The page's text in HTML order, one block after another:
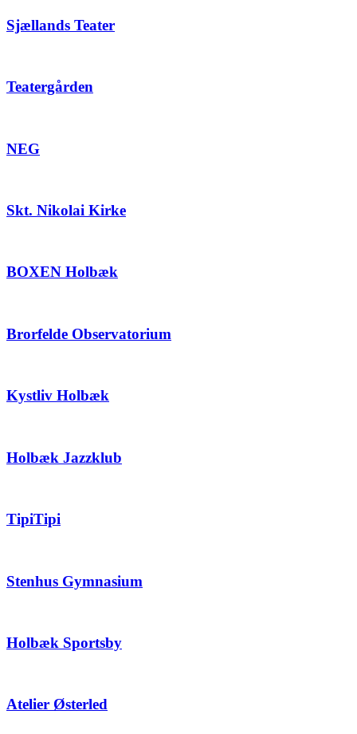
Sjællands Teater
Teatergården
NEG
Skt. Nikolai Kirke
BOXEN Holbæk
Brorfelde Observatorium
Kystliv Holbæk
Holbæk Jazzklub
TipiTipi
Stenhus Gymnasium
Holbæk Sportsby
Atelier Østerled